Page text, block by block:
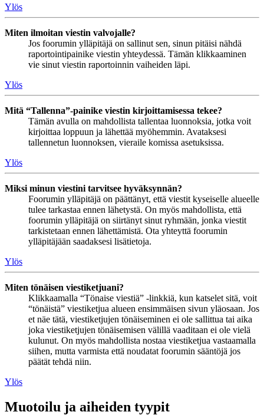
Ylös
Miten ilmoitan viestin valvojalle?
Jos foorumin ylläpitäjä on sallinut sen, sinun pitäisi nähdä
raportointipainike viestin yhteydessä. Tämän klikkaaminen
vie sinut viestin raportoinnin vaiheiden läpi.
Ylös
Mitä “Tallenna”-painike viestin kirjoittamisessa tekee?
Tämän avulla on mahdollista tallentaa luonnoksia, jotka voit
kirjoittaa loppuun ja lähettää myöhemmin. Avataksesi
tallennetun luonnoksen, vieraile komissa asetuksissa.
Ylös
Miksi minun viestini tarvitsee hyväksynnän?
Foorumin ylläpitäjä on päättänyt, että viestit kyseiselle alueelle
tulee tarkastaa ennen lähetystä. On myös mahdollista, että
foorumin ylläpitäjä on siirtänyt sinut ryhmään, jonka viestit
tarkistetaan ennen lähettämistä. Ota yhteyttä foorumin
ylläpitäjään saadaksesi lisätietoja.
Ylös
Miten tönäisen viestiketjuani?
Klikkaamalla “Tönaise viestiä” -linkkiä, kun katselet sitä, voit
“tönäistä” viestiketjua alueen ensimmäisen sivun yläosaan. Jos
et näe tätä, viestiketjujen tönäiseminen ei ole sallittua tai aika
joka viestiketjujen tönäisemisen välillä vaaditaan ei ole vielä
kulunut. On myös mahdollista nostaa viestiketjua vastaamalla
siihen, mutta varmista että noudatat foorumin sääntöjä jos
päätät tehdä niin.
Ylös
Muotoilu ja aiheiden tyypit